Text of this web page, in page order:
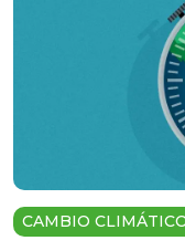
CAMBIO